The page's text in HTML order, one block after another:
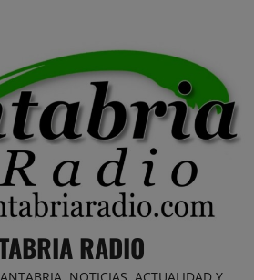
RADIO
NOTICIAS, ACTUALIDAD Y